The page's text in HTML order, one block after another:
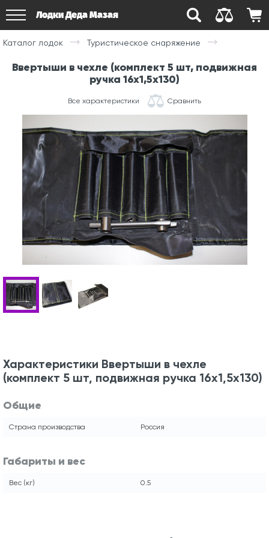
Лодки Деда Мазая
Каталог лодок Туристическое снаряжение
Ввертыши в чехле (комплект 5 шт, подвижная
ручка 16х1,5х130)
Все характеристики Сравнить
Характеристики Ввертыши в чехле
(комплект 5 шт, подвижная ручка 16х1,5х130)
Общие
Страна производства Россия
Габариты и вес
Вес (кг) 0.5